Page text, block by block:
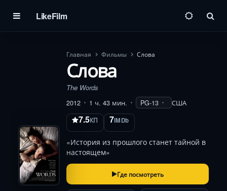
LikeFilm
Главная Фильмы Слова
Слова
The Words
2012
1 ч. 43 мин. PG-13 США
7.5КП 7IMDb
«История из прошлого станет тайной в
настоящем»
Где посмотреть